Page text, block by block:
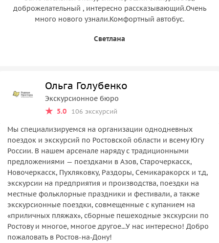
доброжелательный , интересно рассказывающий.Очень
много нового узнали.Комфортный автобус.
Светлана
Ольга Голубенко
Экскурсионное бюро
5.0
106 экскурсий
Мы специализируемся на организации однодневных
поездок и экскурсий по Ростовской области и всему Югу
России. В нашем арсенале наряду с традиционными
предложениями — поездками в Азов, Старочеркасск,
Новочеркасск, Пухляковку, Раздоры, Семикаракорск и т.д,
экскурсии на предприятия и производства, поездки на
местные фольклорные праздники и фестивали, а также
экскурсионные поездки, совмещенные с купанием на
«приличных пляжах», сборные пешеходные экскурсии по
Ростову и многое, многое другое...У нас интересно! Добро
пожаловать в Ростов-на-Дону!